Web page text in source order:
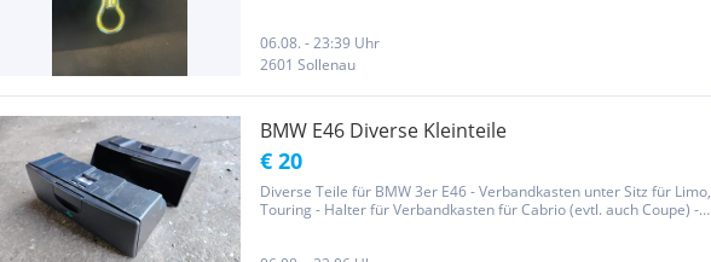
06.08. - 23:39 Uhr
2601 Sollenau
BMW E46 Diverse Kleinteile
€ 20
Diverse Teile für BMW 3er E46 - Verbandkasten unter Sitz für Limo,
Touring - Halter für Verbandkasten für Cabrio (evtl. auch Coupe) -